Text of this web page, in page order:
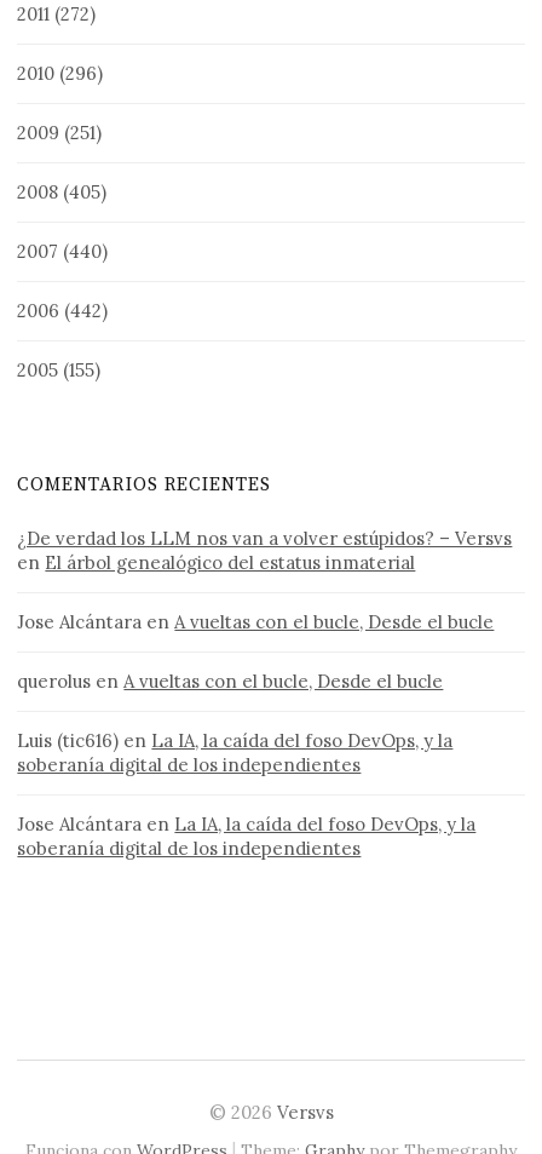
2011 (272)
2010 (296)
2009 (251)
2008 (405)
2007 (440)
2006 (442)
2005 (155)
COMENTARIOS RECIENTES
¿De verdad los LLM nos van a volver estúpidos? – Versvs
en El árbol genealógico del estatus inmaterial
Jose Alcántara enA vueltas con el bucle, Desde el bucle
querolus enA vueltas con el bucle, Desde el bucle
Luis (tic616) en La IA, la caída del foso DevOps, y la
soberanía digital de los independientes
Jose Alcántara en La IA, la caída del foso DevOps, y la
soberanía digital de los independientes
© 2026 Versvs
|